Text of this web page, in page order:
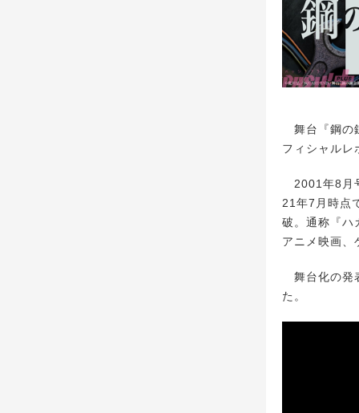
舞台『鋼の
フィシャルレ
2001年8月
21年7月時点
破。通称『ハ
アニメ映画、
舞台化の発
た。